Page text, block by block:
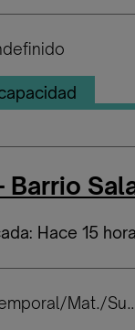
Hace 15
Temporal/